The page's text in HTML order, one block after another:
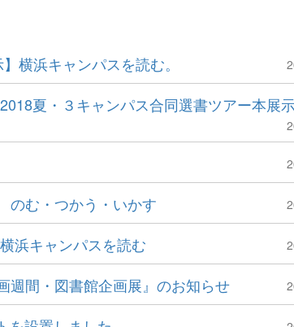
横浜キャンパスを読む。
夏・３キャンパス合同選書ツアー本展
のむ・つかう・いかす
浜キャンパスを読む
週間・図書館企画展』のお知らせ